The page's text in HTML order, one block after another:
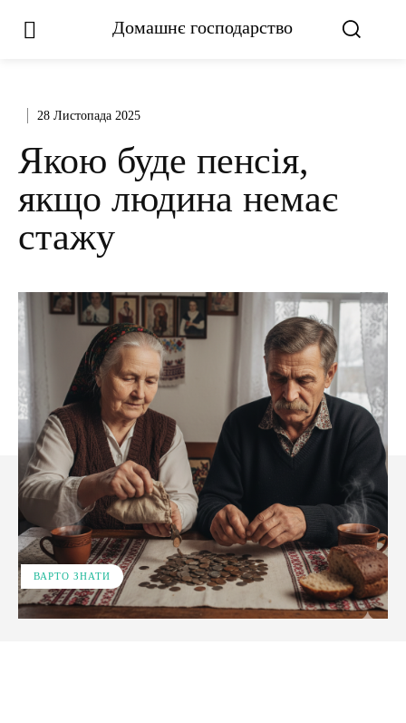
Домашнє господарство
28 Листопада 2025
Якою буде пенсія,
якщо людина немає
стажу
ВАРТО ЗНАТИ